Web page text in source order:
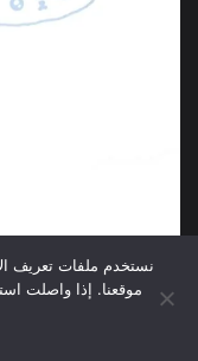
نستخدم ملفات تعريف
موقعنا. إذا واصلت